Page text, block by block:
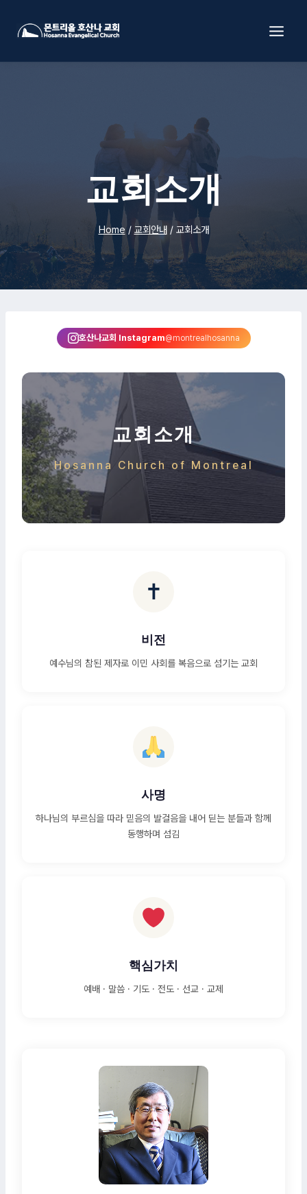
교회소개
Home / 교회안내 / 교회소개
호산나교회 Instagram@montrealhosanna
교회소개
Hosanna Church of Montreal
✝
비전
예수님의 참된 제자로 이민 사회를 복음으로 섬기는 교회
사명
하나님의 부르심을 따라 믿음의 발걸음을 내어 딛는 분들과 함께
동행하며 섬김
핵심가치
예배 · 말씀 · 기도 · 전도 · 선교 · 교제